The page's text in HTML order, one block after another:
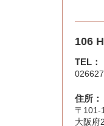
106
TEL：
住所：
〒101-
大阪府